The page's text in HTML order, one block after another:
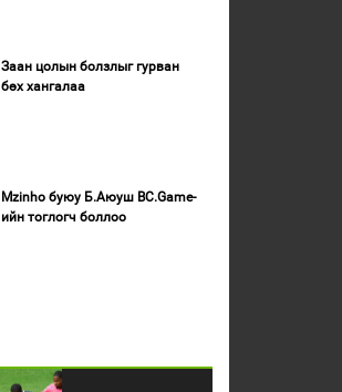
Заан цолын болзлыг гурван
бөх хангалаа
Mzinho буюу Б.Аюуш BC.Game-
ийн тоглогч боллоо